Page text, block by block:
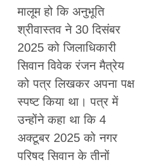
मालूम हो कि अनुभूति
श्रीवास्तव ने 30 दिसंबर
2025 को जिलाधिकारी
सिवान विवेक रंजन मैत्रेय
को पत्र लिखकर अपना पक्ष
स्पष्ट किया था। पत्र में
उन्होंने कहा था कि 4
अक्टूबर 2025 को नगर
परिषद सिवान के तीनों